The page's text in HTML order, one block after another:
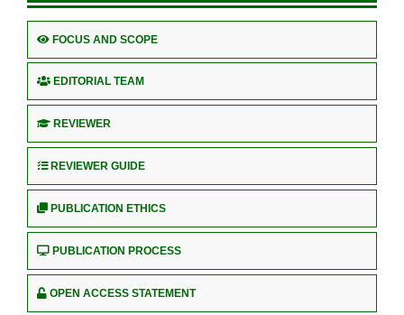
FOCUS AND SCOPE
EDITORIAL TEAM
REVIEWER
REVIEWER GUIDE
PUBLICATION ETHICS
PUBLICATION PROCESS
OPEN ACCESS STATEMENT